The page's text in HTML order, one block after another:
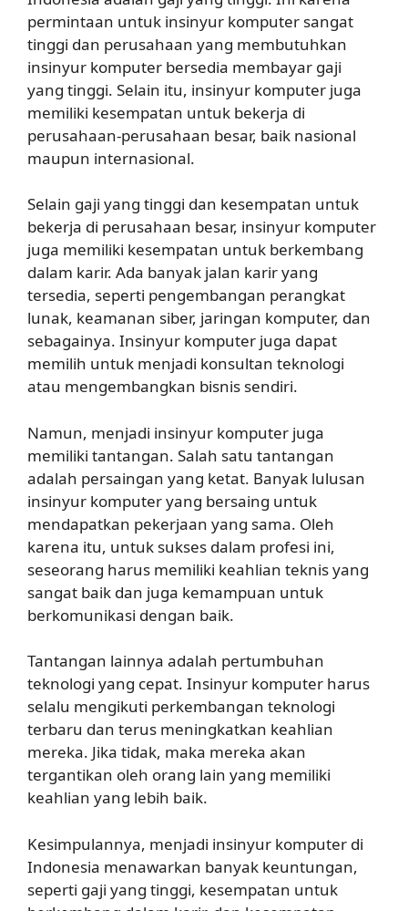
permintaan untuk insinyur komputer sangat
tinggi dan perusahaan yang membutuhkan
insinyur komputer bersedia membayar gaji
yang tinggi. Selain itu, insinyur komputer juga
memiliki kesempatan untuk bekerja di
perusahaan-perusahaan besar, baik nasional
maupun internasional.
Selain gaji yang tinggi dan kesempatan untuk
bekerja di perusahaan besar, insinyur komputer
juga memiliki kesempatan untuk berkembang
dalam karir. Ada banyak jalan karir yang
tersedia, seperti pengembangan perangkat
lunak, keamanan siber, jaringan komputer, dan
sebagainya. Insinyur komputer juga dapat
memilih untuk menjadi konsultan teknologi
atau mengembangkan bisnis sendiri.
Namun, menjadi insinyur komputer juga
memiliki tantangan. Salah satu tantangan
adalah persaingan yang ketat. Banyak lulusan
insinyur komputer yang bersaing untuk
mendapatkan pekerjaan yang sama. Oleh
karena itu, untuk sukses dalam profesi ini,
seseorang harus memiliki keahlian teknis yang
sangat baik dan juga kemampuan untuk
berkomunikasi dengan baik.
Tantangan lainnya adalah pertumbuhan
teknologi yang cepat. Insinyur komputer harus
selalu mengikuti perkembangan teknologi
terbaru dan terus meningkatkan keahlian
mereka. Jika tidak, maka mereka akan
tergantikan oleh orang lain yang memiliki
keahlian yang lebih baik.
Kesimpulannya, menjadi insinyur komputer di
Indonesia menawarkan banyak keuntungan,
seperti gaji yang tinggi, kesempatan untuk